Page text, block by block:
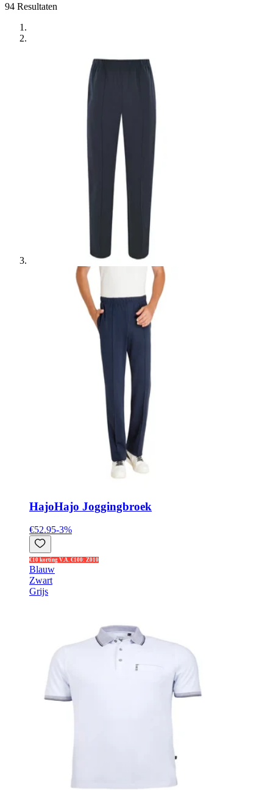
94 Resultaten
HajoHajo Joggingbroek
€52.95-3%
€10 korting V.A. €100: Z010
Blauw
Zwart
Grijs